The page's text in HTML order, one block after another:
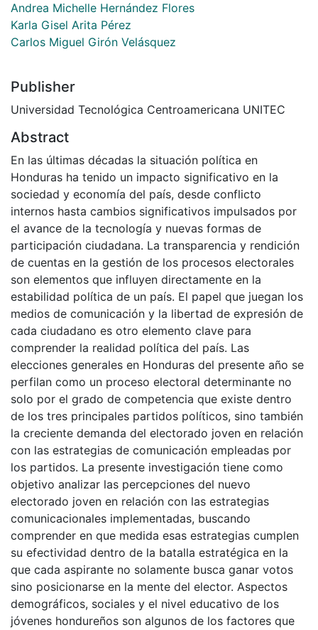
Andrea Michelle Hernández Flores
Karla Gisel Arita Pérez
Carlos Miguel Girón Velásquez
Publisher
Universidad Tecnológica Centroamericana UNITEC
Abstract
En las últimas décadas la situación política en
Honduras ha tenido un impacto significativo en la
sociedad y economía del país, desde conflicto
internos hasta cambios significativos impulsados por
el avance de la tecnología y nuevas formas de
participación ciudadana. La transparencia y rendición
de cuentas en la gestión de los procesos electorales
son elementos que influyen directamente en la
estabilidad política de un país. El papel que juegan los
medios de comunicación y la libertad de expresión de
cada ciudadano es otro elemento clave para
comprender la realidad política del país. Las
elecciones generales en Honduras del presente año se
perfilan como un proceso electoral determinante no
solo por el grado de competencia que existe dentro
de los tres principales partidos políticos, sino también
la creciente demanda del electorado joven en relación
con las estrategias de comunicación empleadas por
los partidos. La presente investigación tiene como
objetivo analizar las percepciones del nuevo
electorado joven en relación con las estrategias
comunicacionales implementadas, buscando
comprender en que medida esas estrategias cumplen
su efectividad dentro de la batalla estratégica en la
que cada aspirante no solamente busca ganar votos
sino posicionarse en la mente del elector. Aspectos
demográficos, sociales y el nivel educativo de los
jóvenes hondureños son algunos de los factores que